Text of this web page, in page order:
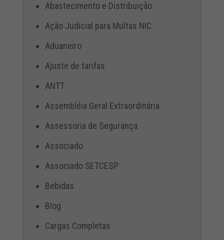
Abastecimento e Distribuição
Ação Judicial para Multas NIC
Aduaneiro
Ajuste de tarifas
ANTT
Assembléia Geral Extraordinária
Assessoria de Segurança
Associado
Associado SETCESP
Bebidas
Blog
Cargas Completas